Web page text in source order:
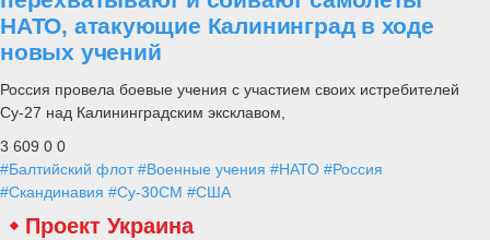
НАТО, атакующие Калининград в ходе
новых учений
Россия провела боевые учения с участием своих истребителей
Су-27 над Калининградским эксклавом,
3 609 0 0
#Балтийский флот #Военные учения #НАТО #Россия
#Скандинавия #Су-30СМ #США
Проект Украина